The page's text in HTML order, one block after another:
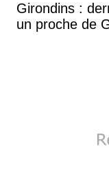
Girondins :
un proche de